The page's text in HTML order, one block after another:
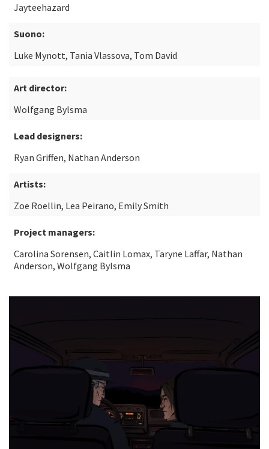
Jayteehazard
Suono:
Luke Mynott, Tania Vlassova, Tom David
Art director:
Wolfgang Bylsma
Lead designers:
Ryan Griffen, Nathan Anderson
Artists:
Zoe Roellin, Lea Peirano, Emily Smith
Project managers:
Carolina Sorensen, Caitlin Lomax, Taryne Laffar, Nathan
Anderson, Wolfgang Bylsma